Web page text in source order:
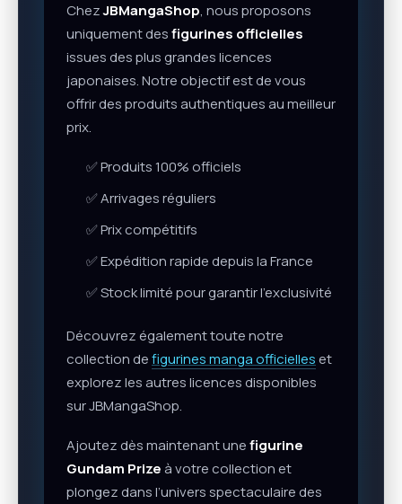
ChezJBMangaShop, nous proposons
uniquement desfigurines officielles
issues des plus grandes licences
japonaises. Notre objectif est de vous
offrir des produits authentiques au meilleur
prix.
✅ Produits 100% officiels
✅ Arrivages réguliers
✅ Prix compétitifs
✅ Expédition rapide depuis la France
✅ Stock limité pour garantir l’exclusivité
Découvrez également toute notre
collection defigurines manga officielles et
explorez les autres licences disponibles
sur JBMangaShop.
Ajoutez dès maintenant unefigurine
Gundam Prize à votre collection et
plongez dans l’univers spectaculaire des